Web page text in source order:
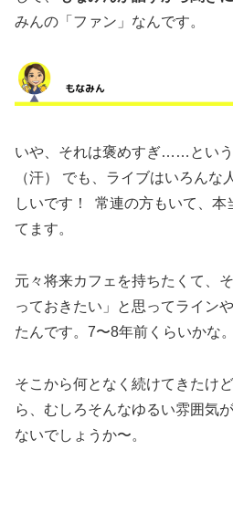
みんの「ファン」なんです。
いや、それは褒めすぎ……とい
（汗） でも、ライブはいろんな
しいです！ 常連の方もいて、本
てます。
元々将来カフェを持ちたくて、
っておきたい」と思ってライン
たんです。7〜8年前くらいかな。
そこから何となく続けてきたけ
ら、むしろそんなゆるい雰囲気
ないでしょうか〜。